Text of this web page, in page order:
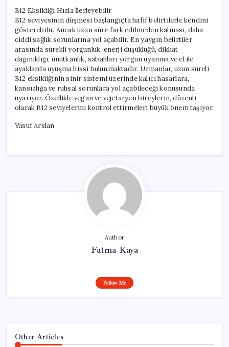
B12 Eksikliği Hızla İlerleyebilir
B12 seviyesinin düşmesi başlangıçta hafif belirtilerle kendini
gösterebilir. Ancak uzun süre fark edilmeden kalması, daha
ciddi sağlık sorunlarına yol açabilir. En yaygın belirtiler
arasında sürekli yorgunluk, enerji düşüklüğü, dikkat
dağınıklığı, unutkanlık, sabahları yorgun uyanma ve el ile
ayaklarda uyuşma hissi bulunmaktadır. Uzmanlar, uzun süreli
B12 eksikliğinin sinir sistemi üzerinde kalıcı hasarlara,
kansızlığa ve ruhsal sorunlara yol açabileceği konusunda
uyarıyor. Özellikle vegan ve vejetaryen bireylerin, düzenli
olarak B12 seviyelerini kontrol ettirmeleri büyük önem taşıyor.
Yusuf Arslan
Author
Fatma Kaya
Follow Me
Other Articles